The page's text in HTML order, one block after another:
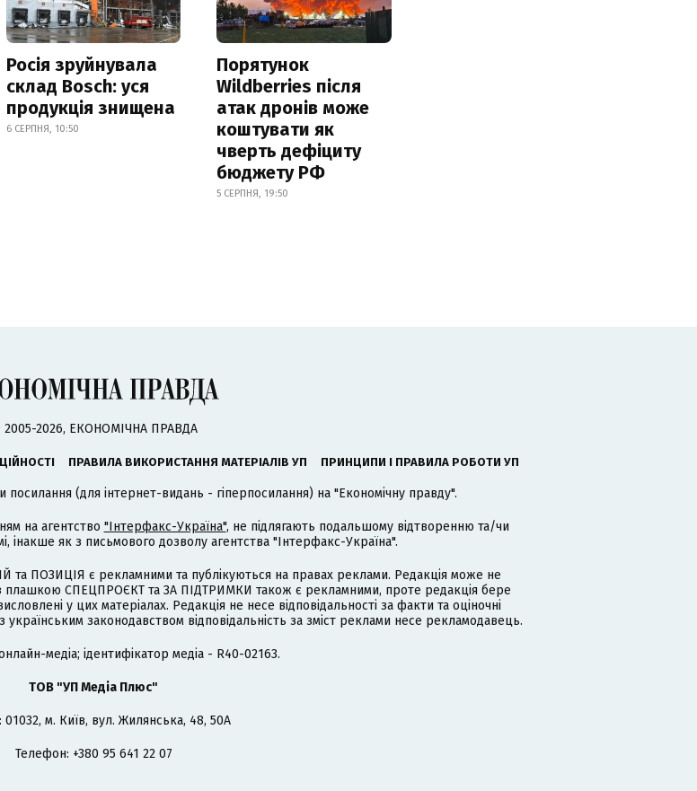
Росія зруйнувала
склад Bosch: уся
продукція знищена
6 СЕРПНЯ, 10:50
Порятунок
Wildberries після
атак дронів може
коштувати як
чверть дефіциту
бюджету РФ
5 СЕРПНЯ, 19:50
2026, ЕКОНОМІЧНА ПРАВДА
ПРАВИЛА ВИКОРИСТАННЯ МАТЕРІАЛІВ УП ПРИНЦИПИ І ПРАВИЛА РОБОТИ УП
посилання (для інтернет-видань - гіперпосилання) на "Економічну правду".
на агентство "Інтерфакс-Україна", не підлягають подальшому відтворенню та/чи
як з письмового дозволу агентства "Інтерфакс-Україна".
ПОЗИЦІЯ є рекламними та публікуються на правах реклами. Редакція може не
з плашкою СПЕЦПРОЄКТ та ЗА ПІДТРИМКИ також є рекламними, проте редакція бере
у цих матеріалах. Редакція не несе відповідальності за факти та оціночні
законодавством відповідальність за зміст реклами несе рекламодавець.
медіа; ідентифікатор медіа - R40-02163.
ТОВ "УП Медіа Плюс"
01032, м. Київ, вул. Жилянська, 48, 50А
Телефон: +380 95 641 22 07